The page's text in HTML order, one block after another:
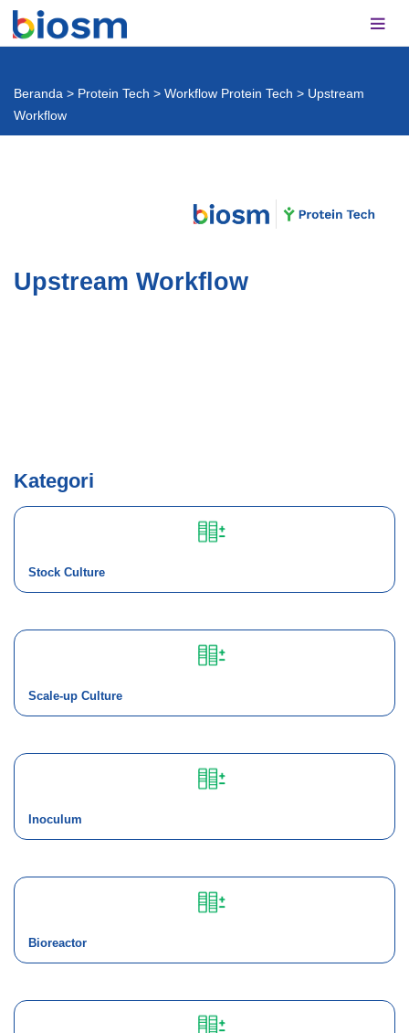
Beranda > Protein Tech > Workflow Protein Tech > Upstream
Workflow
Upstream Workflow
Kategori
Stock Culture
Scale-up Culture
Inoculum
Bioreactor